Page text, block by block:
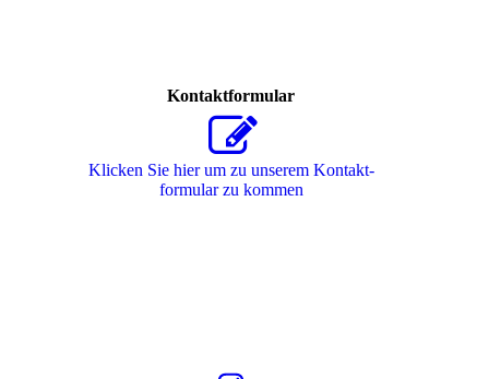
Kontaktformular
Klicken Sie hier um zu unserem Kon­takt­
for­mu­lar zu kommen